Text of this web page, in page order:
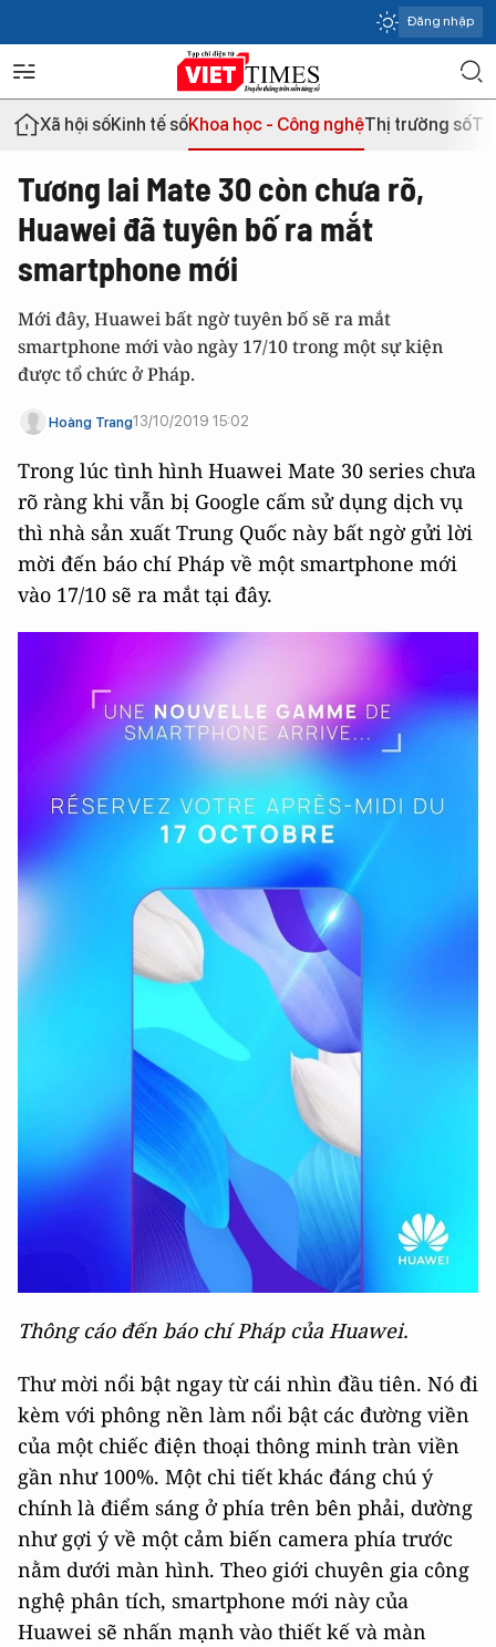
Đăng nhập
Xã hội sốKinh tế sốKhoa học - Công nghệThị trường số
Tương lai Mate 30 còn chưa rõ,
Huawei đã tuyên bố ra mắt
smartphone mới
Mới đây, Huawei bất ngờ tuyên bố sẽ ra mắt
smartphone mới vào ngày 17/10 trong một sự kiện
được tổ chức ở Pháp.
Hoàng Trang13/10/2019 15:02
Trong lúc tình hình Huawei Mate 30 series chưa
rõ ràng khi vẫn bị Google cấm sử dụng dịch vụ
thì nhà sản xuất Trung Quốc này bất ngờ gửi lời
mời đến báo chí Pháp về một smartphone mới
vào 17/10 sẽ ra mắt tại đây.
Thông cáo đến báo chí Pháp của Huawei.
Thư mời nổi bật ngay từ cái nhìn đầu tiên. Nó đi
kèm với phông nền làm nổi bật các đường viền
của một chiếc điện thoại thông minh tràn viền
gần như 100%. Một chi tiết khác đáng chú ý
chính là điểm sáng ở phía trên bên phải, dường
như gợi ý về một cảm biến camera phía trước
nằm dưới màn hình. Theo giới chuyên gia công
nghệ phân tích, smartphone mới này của
Huawei sẽ nhấn mạnh vào thiết kế và màn